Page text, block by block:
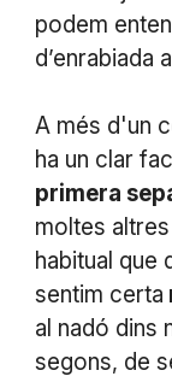
podem
d’enrabiada
A més d'un
ha un clar
primera
moltes
habitual que
sentim certa
al nadó dins
segons, de